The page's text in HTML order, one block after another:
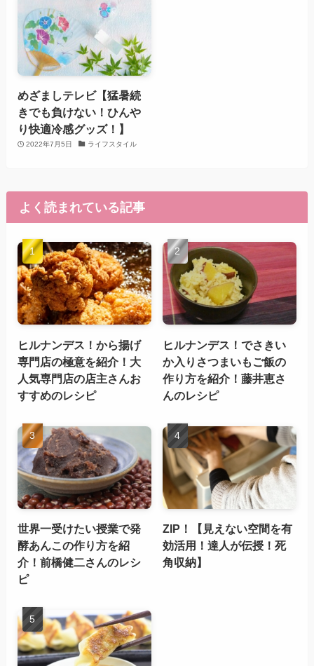
めざましテレビ【猛暑続
きでも負けない！ひんや
り快適冷感グッズ！】
2022年7月5日 ライフスタイル
よく読まれている記事
ヒルナンデス！から揚げ
専門店の極意を紹介！大
人気専門店の店主さんお
すすめのレシピ
ヒルナンデス！でさきい
か入りさつまいもご飯の
作り方を紹介！藤井恵さ
んのレシピ
世界一受けたい授業で発
酵あんこの作り方を紹
介！前橋健二さんのレシ
ピ
ZIP！【見えない空間を有
効活用！達人が伝授！死
角収納】